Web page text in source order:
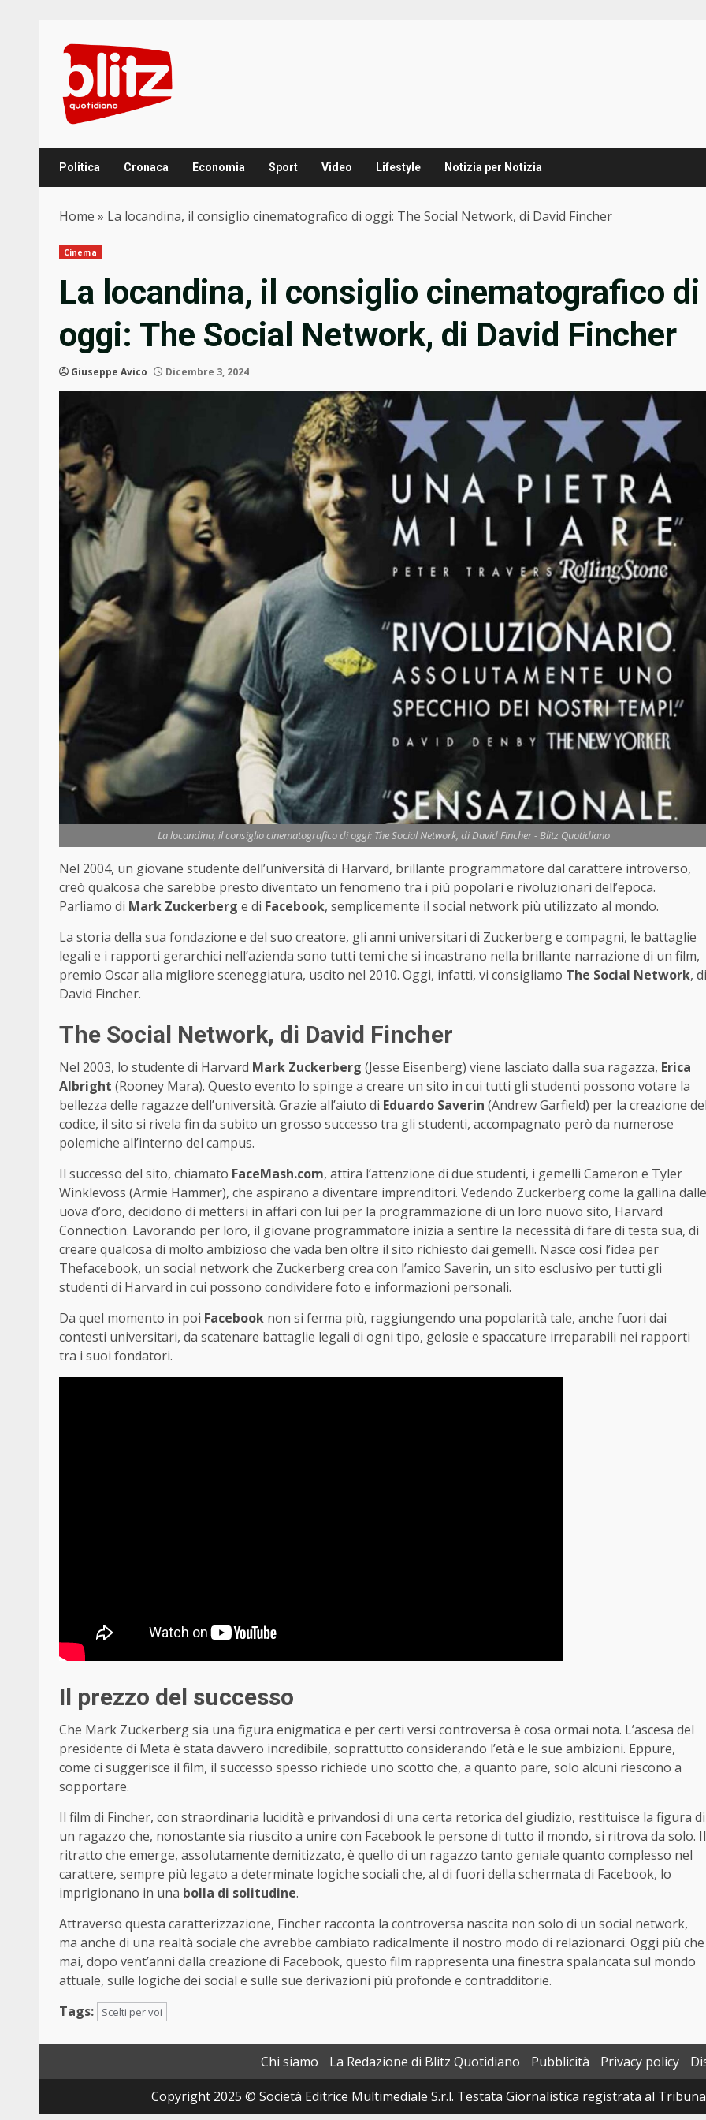
content
Politica Cronaca Economia Sport Video Lifestyle Notizia per Notizia
Home » La locandina, il consiglio cinematografico di oggi: The Social Network, di David Fincher
Cinema
La locandina, il consiglio cinematografico di
oggi: The Social Network, di David Fincher
Giuseppe Avico Dicembre 3, 2024
La locandina, il consiglio cinematografico di oggi: The Social Network, di David Fincher - Blitz Quotidiano
Nel 2004, un giovane studente dell’università di Harvard, brillante programmatore dal carattere introverso,
creò qualcosa che sarebbe presto diventato un fenomeno tra i più popolari e rivoluzionari dell’epoca.
Parliamo di Mark Zuckerberg e di Facebook, semplicemente il social network più utilizzato al mondo.
La storia della sua fondazione e del suo creatore, gli anni universitari di Zuckerberg e compagni, le battaglie
legali e i rapporti gerarchici nell’azienda sono tutti temi che si incastrano nella brillante narrazione di un film,
premio Oscar alla migliore sceneggiatura, uscito nel 2010. Oggi, infatti, vi consigliamo The Social Network, di
David Fincher.
The Social Network, di David Fincher
Nel 2003, lo studente di Harvard Mark Zuckerberg (Jesse Eisenberg) viene lasciato dalla sua ragazza, Erica
Albright (Rooney Mara). Questo evento lo spinge a creare un sito in cui tutti gli studenti possono votare la
bellezza delle ragazze dell’università. Grazie all’aiuto di Eduardo Saverin (Andrew Garfield) per la creazione
codice, il sito si rivela fin da subito un grosso successo tra gli studenti, accompagnato però da numerose
polemiche all’interno del campus.
Il successo del sito, chiamato FaceMash.com, attira l’attenzione di due studenti, i gemelli Cameron e Tyler
Winklevoss (Armie Hammer), che aspirano a diventare imprenditori. Vedendo Zuckerberg come la gallina dalle
uova d’oro, decidono di mettersi in affari con lui per la programmazione di un loro nuovo sito, Harvard
Connection. Lavorando per loro, il giovane programmatore inizia a sentire la necessità di fare di testa sua, di
creare qualcosa di molto ambizioso che vada ben oltre il sito richiesto dai gemelli. Nasce così l’idea per
Thefacebook, un social network che Zuckerberg crea con l’amico Saverin, un sito esclusivo per tutti gli
studenti di Harvard in cui possono condividere foto e informazioni personali.
Da quel momento in poi Facebook non si ferma più, raggiungendo una popolarità tale, anche fuori dai
contesti universitari, da scatenare battaglie legali di ogni tipo, gelosie e spaccature irreparabili nei rapporti
tra i suoi fondatori.
Il prezzo del successo
Che Mark Zuckerberg sia una figura enigmatica e per certi versi controversa è cosa ormai nota. L’ascesa del
presidente di Meta è stata davvero incredibile, soprattutto considerando l’età e le sue ambizioni. Eppure,
come ci suggerisce il film, il successo spesso richiede uno scotto che, a quanto pare, solo alcuni riescono a
sopportare.
Il film di Fincher, con straordinaria lucidità e privandosi di una certa retorica del giudizio, restituisce la figura di
un ragazzo che, nonostante sia riuscito a unire con Facebook le persone di tutto il mondo, si ritrova da solo. Il
ritratto che emerge, assolutamente demitizzato, è quello di un ragazzo tanto geniale quanto complesso nel
carattere, sempre più legato a determinate logiche sociali che, al di fuori della schermata di Facebook, lo
imprigionano in una bolla di solitudine.
Attraverso questa caratterizzazione, Fincher racconta la controversa nascita non solo di un social network,
ma anche di una realtà sociale che avrebbe cambiato radicalmente il nostro modo di relazionarci. Oggi più che
mai, dopo vent’anni dalla creazione di Facebook, questo film rappresenta una finestra spalancata sul mondo
attuale, sulle logiche dei social e sulle sue derivazioni più profonde e contradditorie.
Tags:
Scelti per voi
Chi siamo La Redazione di Blitz Quotidiano Pubblicità Privacy policy
Copyright 2025 © Società Editrice Multimediale S.r.l. Testata Giornalistica registrata al